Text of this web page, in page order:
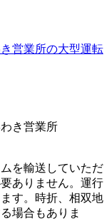
営業所の大型運転
き営業所
を輸送していただ
りません。運行
す。時折、相双地
場合もありま